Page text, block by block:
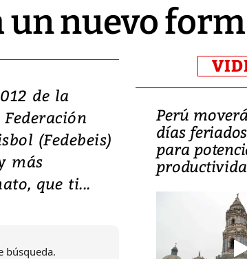
un nuevo
de la
(Fedebeis)
más
que ti...
búsqueda.
lanza su
con
de inversión
educación y
Perú
días
para